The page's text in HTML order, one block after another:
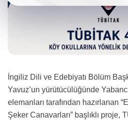
İngiliz Dili ve Edebiyatı Bölüm
Yavuz’un yürütücülüğünde
elemanları tarafından hazırlanan
Şeker Canavarları” başlıklı proje,